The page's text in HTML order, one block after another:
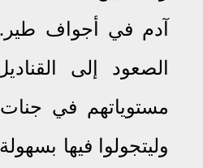
آدم في أجواف طير .
الصعود إلى
مستوياتهم في
وليتجولوا فيها بسهولة